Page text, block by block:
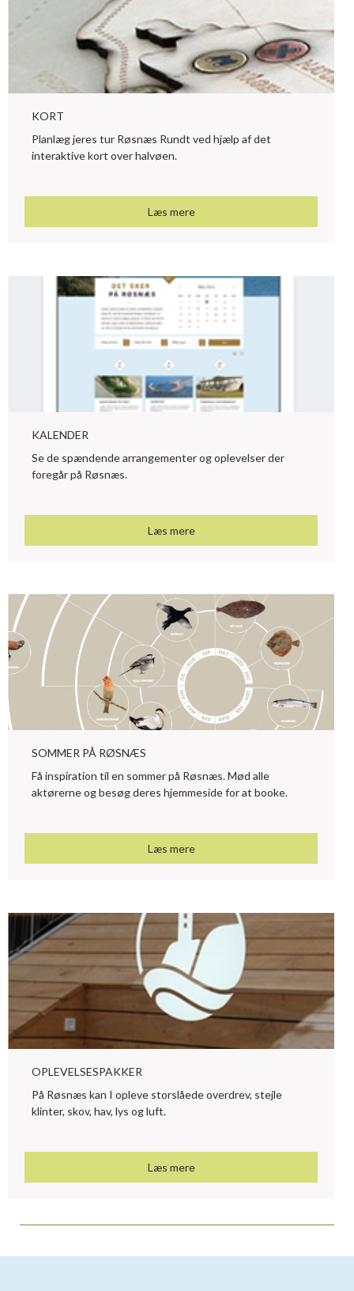
KORT
Planlæg jeres tur Røsnæs Rundt ved hjælp af det
interaktive kort over halvøen.
Læs mere
KALENDER
Se de spændende arrangementer og oplevelser der
foregår på Røsnæs.
Læs mere
SOMMER PÅ RØSNÆS
Få inspiration til en sommer på Røsnæs. Mød alle
aktørerne og besøg deres hjemmeside for at booke.
Læs mere
OPLEVELSESPAKKER
På Røsnæs kan I opleve storslåede overdrev, stejle
klinter, skov, hav, lys og luft.
Læs mere